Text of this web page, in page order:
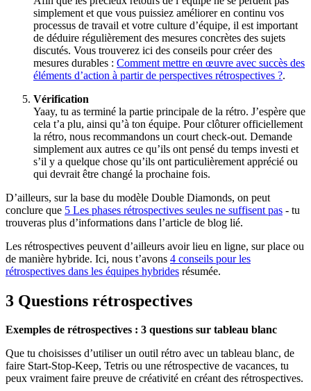
simplement et que vous puissiez améliorer en continu vos
processus de travail et votre culture d’équipe, il est important
de déduire régulièrement des mesures concrètes des sujets
discutés. Vous trouverez ici des conseils pour créer des
mesures durables : Comment mettre en œuvre avec succès des
éléments d’action à partir de perspectives rétrospectives ?.
Vérification
Yaay, tu as terminé la partie principale de la rétro. J’espère que
cela t’a plu, ainsi qu’à ton équipe. Pour clôturer officiellement
la rétro, nous recommandons un court check-out. Demande
simplement aux autres ce qu’ils ont pensé du temps investi et
s’il y a quelque chose qu’ils ont particulièrement apprécié ou
qui devrait être changé la prochaine fois.
D’ailleurs, sur la base du modèle Double Diamonds, on peut
conclure que 5 Les phases rétrospectives seules ne suffisent pas - tu
trouveras plus d’informations dans l’article de blog lié.
Les rétrospectives peuvent d’ailleurs avoir lieu en ligne, sur place ou
de manière hybride. Ici, nous t’avons 4 conseils pour les
rétrospectives dans les équipes hybrides résumée.
3 Questions rétrospectives
Exemples de rétrospectives : 3 questions sur tableau blanc
Que tu choisisses d’utiliser un outil rétro avec un tableau blanc, de
faire Start-Stop-Keep, Tetris ou une rétrospective de vacances, tu
peux vraiment faire preuve de créativité en créant des rétrospectives.